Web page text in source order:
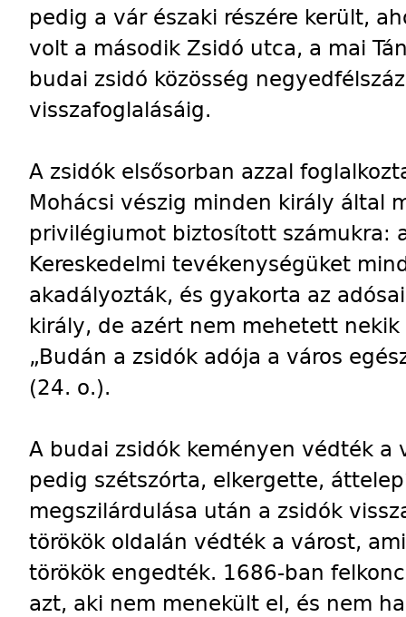
pedig a vár északi részére került,
volt a második Zsidó utca, a mai
budai zsidó közösség
visszafoglalásáig.
A zsidók elsősorban azzal
Mohácsi vészig minden király által
privilégiumot biztosított számukra:
Kereskedelmi tevékenységüket
akadályozták, és gyakorta az
király, de azért nem mehetett
„Budán a zsidók adója a város
(24. o.).
A budai zsidók keményen védték a
pedig szétszórta, elkergette,
megszilárdulása után a zsidók
törökök oldalán védték a várost,
törökök engedték. 1686-ban
azt, aki nem menekült el, és nem